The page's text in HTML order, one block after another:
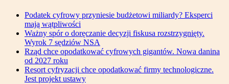
Podatek cyfrowy przyniesie budżetowi miliardy? Eksperci
mają wątpliwości
Ważny spór o doręczanie decyzji fiskusa rozstrzygnięty.
Wyrok 7 sędziów NSA
Rząd chce opodatkować cyfrowych gigantów. Nowa danina
od 2027 roku
Resort cyfryzacji chce opodatkować firmy technologiczne.
Jest projekt ustawy